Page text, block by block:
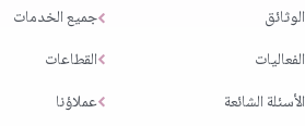
جميع الخدمات
القطاعات
عملاؤنا
الوثائق
الفعاليات
الأسئلة الشائعة